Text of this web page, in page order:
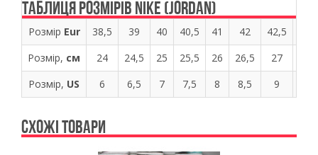
ТАБЛИЦЯ РОЗМІРІВ NIKE (JORDAN)
Розмір Eur 38,5 39 40 40,5 41 42 42,5
Розмір, см 24 24,5 25 25,5 26 26,5 27
Розмір, US 6 6,5 7 7,5 8 8,5 9
СХОЖІ ТОВАРИ